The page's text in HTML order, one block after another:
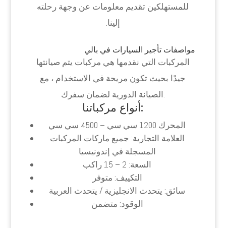
للمستهلكين تقديم معلومات عن وجهة رحلته
إلينا.
مواصفات تأجير السيارات في بالي
المركبات التي نقدمها هي مركبات يتم صيانتها
جيدًا بحيث تكون مريحة في الاستخدام ، مع
الصيانة الدورية لضمان سفرك.
أنواع مركباتنا:
المحرك 1200 سي سي – 4500 سي سي
العلامة التجارية: جميع ماركات المركبات
المسجلة في إندونيسيا
السعة: 2 – 15 راكب
التكييف: متوفر
سائق: يتحدث الانجليزية / يتحدث العربية
الوقود: متضمن